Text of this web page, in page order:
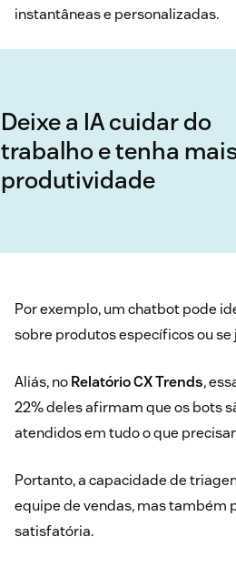
instantâneas e personalizadas.
Deixe a IA cuidar do
trabalho e tenha
produtividade
Por exemplo, um chatbot pode
sobre produtos específicos ou
Aliás, noRelatório CX Trends,
22% deles afirmam que os bots
atendidos em tudo o que
Portanto, a capacidade de
equipe de vendas, mas também
satisfatória.